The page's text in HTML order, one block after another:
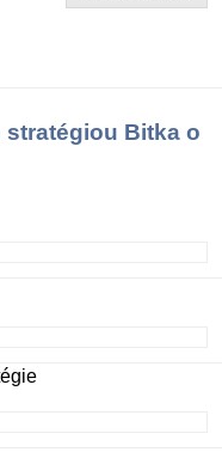
Bitka o